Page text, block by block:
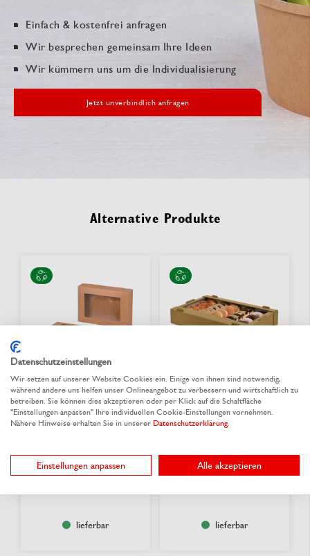
Einfach & kostenfrei anfragen
Wir besprechen gemeinsam Ihre Ideen
Wir kümmern uns um die Individualisierung
Jetzt unverbindlich anfragen
Alternative Produkte
Fensterkarton braun
Aus 3 Varianten wählen
lieferbar
Krapfensteige
Zum Produkt
lieferbar
Datenschutzeinstellungen
Wir setzen auf unserer Website Cookies ein. Einige von ihnen sind notwendig,
während andere uns helfen unser Onlineangebot zu verbessern und wirtschaftlich zu
betreiben. Sie können dies akzeptieren oder per Klick auf die Schaltfläche
"Einstellungen anpassen" Ihre individuellen Cookie-Einstellungen vornehmen.
Nähere Hinweise erhalten Sie in unserer Datenschutzerklärung
Einstellungen anpassen Alle akzeptieren